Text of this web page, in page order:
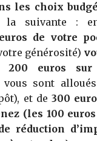
les choix
la suivante :
de votre
générosité)
euros sur
vous sont
et de 300
(les 100
réduction